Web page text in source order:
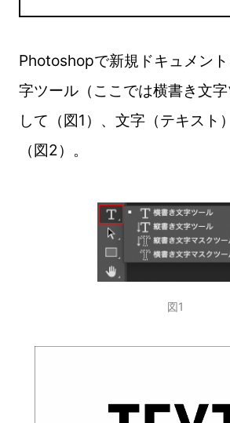
Photoshopで新規ドキュメン
字ツール（ここでは横書き文
して（図1）、文字（テキスト
（図2）。
図1